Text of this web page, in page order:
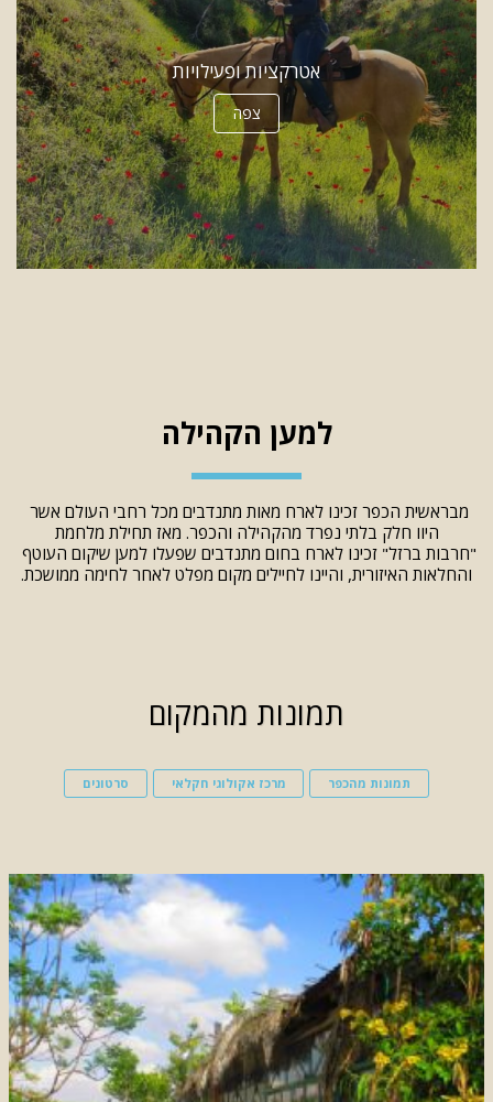
אטרקציות ופעילויות
צפה
למען הקהילה
מבראשית הכפר זכינו לארח מאות מתנדבים מכל רחבי העולם אשר
היוו חלק בלתי נפרד מהקהילה והכפר. מאז תחילת מלחמת
"חרבות ברזל" זכינו לארח בחום מתנדבים שפעלו למען שיקום העוטף
והחלאות האיזורית, והיינו לחיילים מקום מפלט לאחר לחימה ממושכת.
תמונות מהמקום
תמונות מהכפר מרכז אקולוגי חקלאי סרטונים